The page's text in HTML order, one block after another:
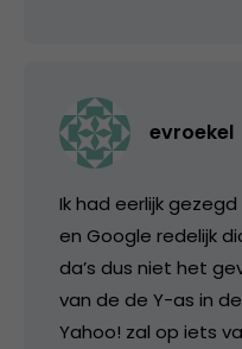
evroekel
Ik had eerlijk
en Google redelijk
da’s dus niet het
van de de Y-as in
Yahoo! zal op iets